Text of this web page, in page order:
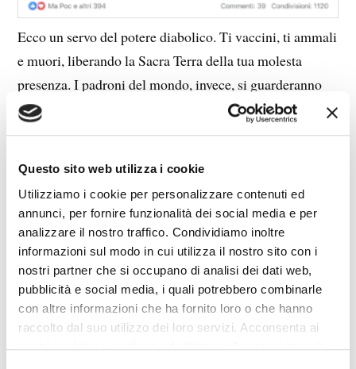
Questo sito web utilizza i cookie
Utilizziamo i cookie per personalizzare contenuti ed
annunci, per fornire funzionalità dei social media e per
analizzare il nostro traffico. Condividiamo inoltre
informazioni sul modo in cui utilizza il nostro sito con i
nostri partner che si occupano di analisi dei dati web,
pubblicità e social media, i quali potrebbero combinarle
con altre informazioni che ha fornito loro o che hanno
raccolto dal suo utilizzo dei loro servizi. Acconsenta ai
nostri cookie se continua ad utilizzare il nostro sito web.
Ecco un servo del potere diabolico. Ti vaccini, ti ammali
e muori, liberando la Sacra Terra della tua molesta
presenza. I padroni del mondo, invece, si guarderanno
bene da farsi iniettare veleni e vorranno anche piloti non
vaccinati per il loro jet privati che usano per andare a
0
Shares
666 AMBIENTALISMO AMERICA ANTICRISTO
APOCALISSE CENSURA COVID DEMONIO